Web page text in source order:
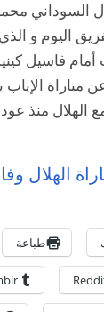
السوداني
اليوم و
أمام فاسيل
مباراة
الهلال منذ
الهلال
طباعة